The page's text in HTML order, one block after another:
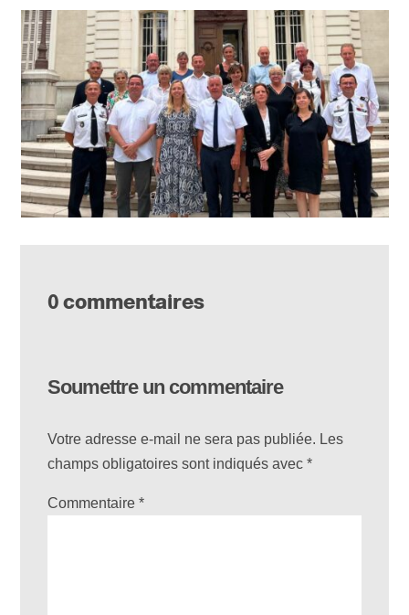
0 commentaires
Soumettre un commentaire
Votre adresse e-mail ne sera pas publiée. Les
champs obligatoires sont indiqués avec*
Commentaire*